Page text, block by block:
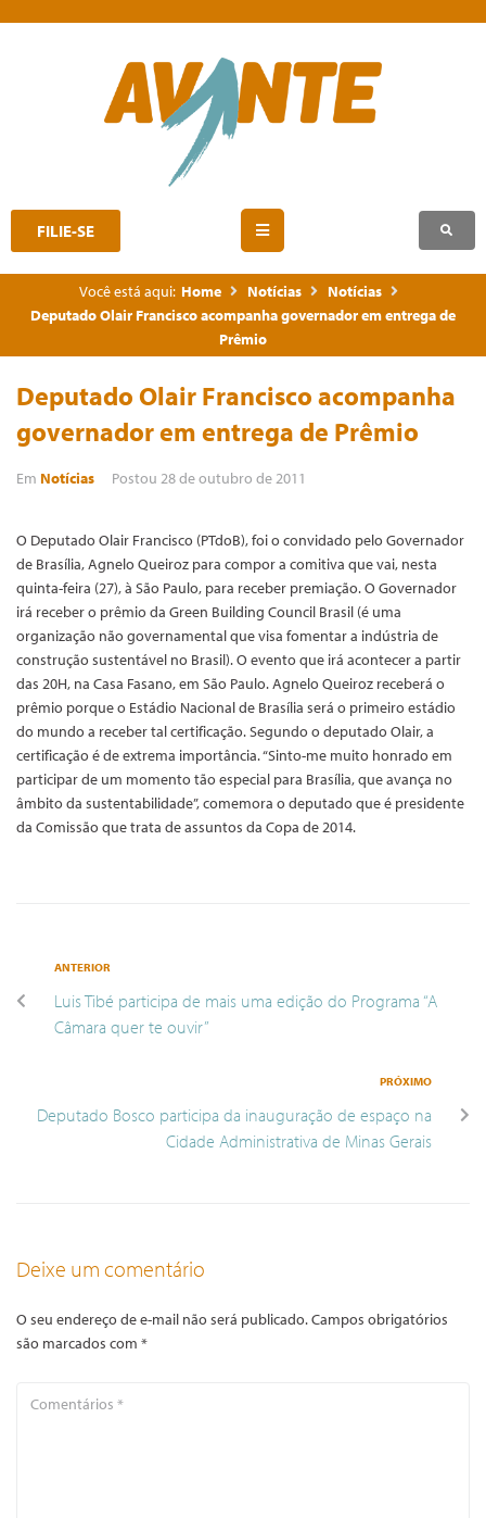
FILIE-SE
Você está aqui: Home Notícias
Notícias
Deputado Olair Francisco acompanha governador em entrega de
Prêmio
Deputado Olair Francisco acompanha
governador em entrega de Prêmio
Em Notícias Postou 28 de outubro de 2011
O Deputado Olair Francisco (PTdoB), foi o convidado pelo Governador
de Brasília, Agnelo Queiroz para compor a comitiva que vai, nesta
quinta-feira (27), à São Paulo, para receber premiação. O Governador
irá receber o prêmio da Green Building Council Brasil (é uma
organização não governamental que visa fomentar a indústria de
construção sustentável no Brasil). O evento que irá acontecer a partir
das 20H, na Casa Fasano, em São Paulo. Agnelo Queiroz receberá o
prêmio porque o Estádio Nacional de Brasília será o primeiro estádio
do mundo a receber tal certificação. Segundo o deputado Olair, a
certificação é de extrema importância. “Sinto-me muito honrado em
participar de um momento tão especial para Brasília, que avança no
âmbito da sustentabilidade”, comemora o deputado que é presidente
da Comissão que trata de assuntos da Copa de 2014.
ANTERIOR
Luis Tibé participa de mais uma edição do Programa “A
Câmara quer te ouvir”
PRÓXIMO
Deputado Bosco participa da inauguração de espaço na
Cidade Administrativa de Minas Gerais
Deixe um comentário
O seu endereço de e-mail não será publicado.Campos obrigatórios
são marcados com *